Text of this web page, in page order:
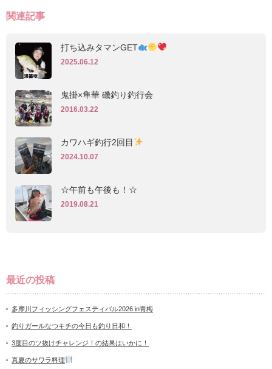
関連記事
打ち込みタマンGET
2025.06.12
鬼掛×隼華 磯釣り釣行会
2016.03.22
カワハギ釣行2回目
2024.10.07
☆午前も午後も！☆
2019.08.21
最近の投稿
多摩川フィッシングフェスティバル2026 in青梅
釣りガールなつキチの今日も釣り日和！
3度目のツ抜けチャレンジ！の結果はいかに！
真夏のサワラ料理